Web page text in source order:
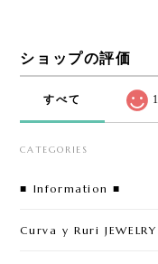
ショップの評価
すべて
CATEGORIES
■ Information ■
Curva y Ruri JEWELRY